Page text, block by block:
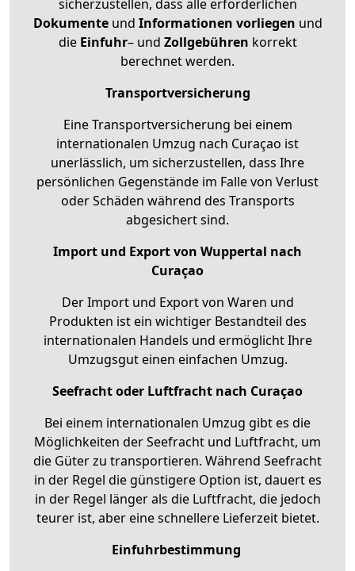
sicherzustellen, dass alle erforderlichen
Dokumenteund Informationen vorliegen und
die Einfuhr– und Zollgebühren korrekt
berechnet werden.
Transportversicherung
Eine Transportversicherung bei einem
internationalen Umzug nach Curaçao ist
unerlässlich, um sicherzustellen, dass Ihre
persönlichen Gegenstände im Falle von Verlust
oder Schäden während des Transports
abgesichert sind.
Import und Export von Wuppertal nach
Curaçao
Der Import und Export von Waren und
Produkten ist ein wichtiger Bestandteil des
internationalen Handels und ermöglicht Ihre
Umzugsgut einen einfachen Umzug.
Seefracht oder Luftfracht nach Curaçao
Bei einem internationalen Umzug gibt es die
Möglichkeiten der Seefracht und Luftfracht, um
die Güter zu transportieren. Während Seefracht
in der Regel die günstigere Option ist, dauert es
in der Regel länger als die Luftfracht, die jedoch
teurer ist, aber eine schnellere Lieferzeit bietet.
Einfuhrbestimmung